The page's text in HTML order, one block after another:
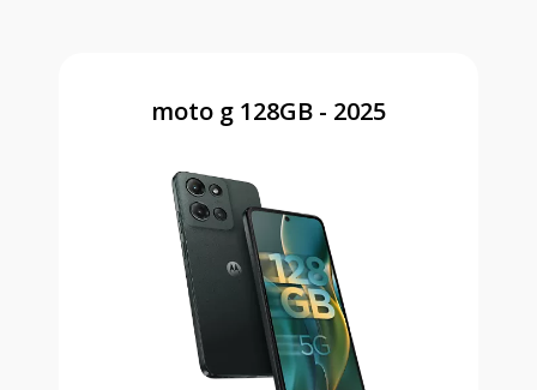
moto g 128GB - 2025